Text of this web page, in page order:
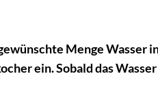
Menge Wasser
ein. Sobald das